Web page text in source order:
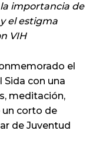
importancia de
el estigma
VIH
el
Sida con una
meditación,
un corto de
de Juventud